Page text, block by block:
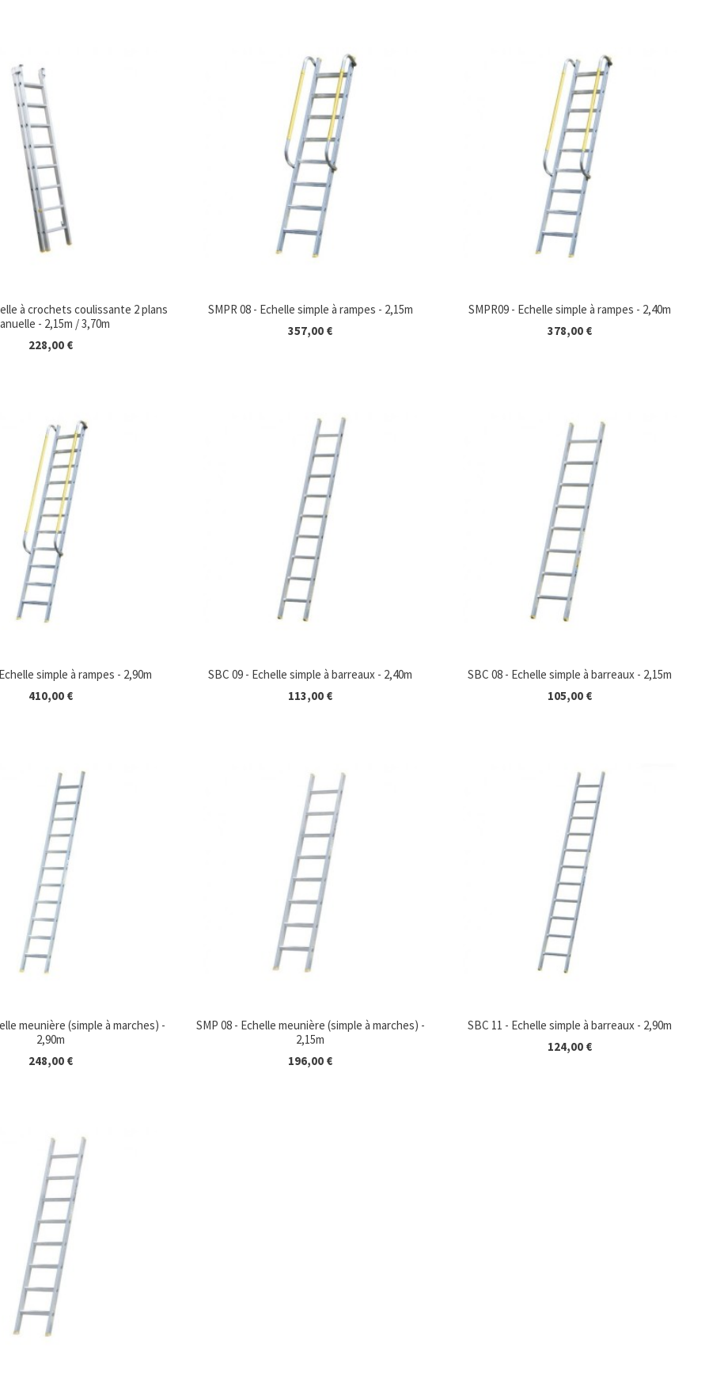
à crochets coulissante 2 plans
- 2,15m / 3,70m
228,00 €
SMPR 08 - Echelle simple à rampes - 2,15m
357,00 €
SMPR09 - Echelle simple à rampes - 2,40m
378,00 €
simple à rampes - 2,90m
410,00 €
SBC 09 - Echelle simple à barreaux - 2,40m
113,00 €
SBC 08 - Echelle simple à barreaux - 2,15m
105,00 €
meunière (simple à marches) -
2,90m
248,00 €
SMP 08 - Echelle meunière (simple à marches) -
2,15m
196,00 €
SBC 11 - Echelle simple à barreaux - 2,90m
124,00 €